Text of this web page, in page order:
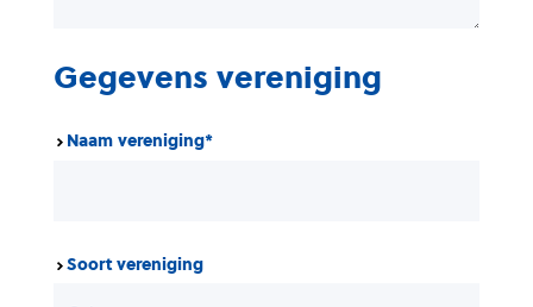
Gegevens vereniging
Naam vereniging*
Soort vereniging